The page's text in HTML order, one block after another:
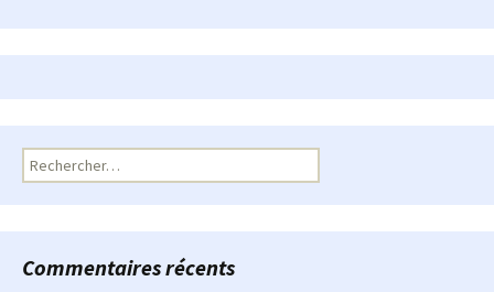
Rechercher :
Commentaires récents